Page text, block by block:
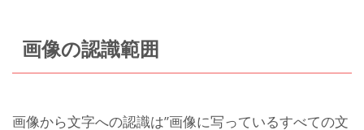
画像の認識範囲
画像から文字への認識は”画像に写っているすべての文